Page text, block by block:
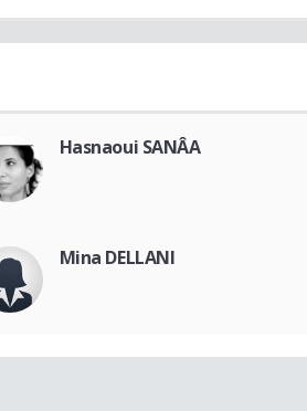
Hasnaoui SANÂA
Mina DELLANI